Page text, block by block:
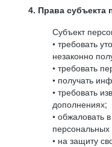
4. Права субъекта
Субъект
• требовать
незаконно
• требовать
• получать
• требовать
дополнениях;
• обжаловать
• на защиту